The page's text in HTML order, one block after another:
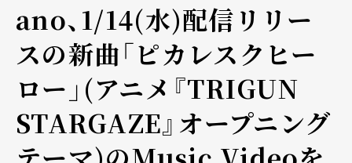
ano、1/14(水)配信リリー
スの新曲「ピカレスクヒー
ロー」(アニメ『TRIGUN
STARGAZE』オープニング